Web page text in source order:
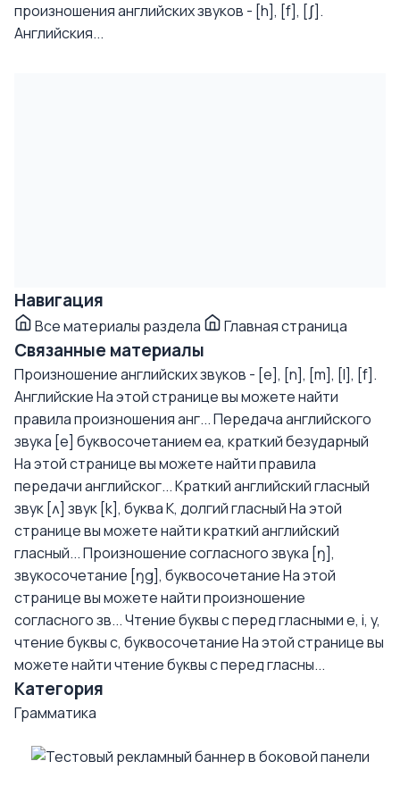
произношения английских звуков - [h], [f], [ʃ].
Английския...
Навигация
Все материалы раздела Главная страница
Связанные материалы
Произношение английских звуков - [e], [n], [m], [l], [f].
АнглийскиеНа этой странице вы можете найти
правила произношения анг...Передача английского
звука [e] буквосочетанием еа, краткий безударный
На этой странице вы можете найти правила
передачи английског...Краткий английский гласный
звук [ʌ] звук [k], буква K, долгий гласныйНа этой
странице вы можете найти краткий английский
гласный...Произношение согласного звука [ŋ],
звукосочетание [ŋg], буквосочетаниеНа этой
странице вы можете найти произношение
согласного зв...Чтение буквы с перед гласными e, i, y,
чтение буквы с, буквосочетаниеНа этой странице вы
можете найти чтение буквы с перед гласны...
Категория
Грамматика